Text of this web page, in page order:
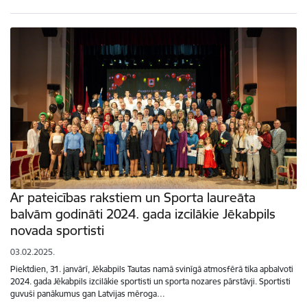
Ar pateicības rakstiem un Sporta laureāta
balvām godināti 2024. gada izcilākie Jēkabpils
novada sportisti
03.02.2025.
Piektdien, 31. janvārī, Jēkabpils Tautas namā svinīgā atmosfērā tika apbalvoti
2024. gada Jēkabpils izcilākie sportisti un sporta nozares pārstāvji. Sportisti
guvuši panākumus gan Latvijas mēroga…